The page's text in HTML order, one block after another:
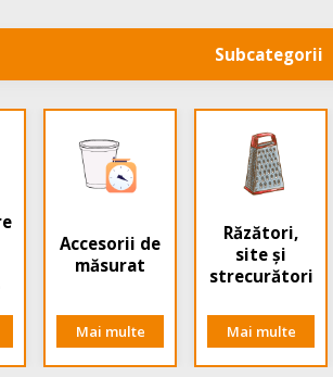
Subcategorii
Accesorii de
măsurat
Mai multe
Răzători,
site și
strecurători
Mai multe